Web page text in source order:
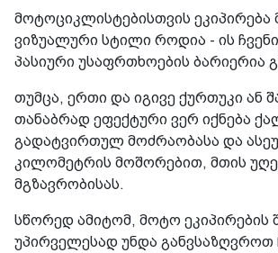
მოტოციკლისტებისთვის
ვიზუალური სტილი როდია - ის
პასიური უსაფრთხოების ბარიერია
თუმცა, ერთი და იგივე ქურთუკი ან
თანაბრად ეფექტური ვერ იქნება
გადატვირთულ მოძრაობასა და
კილომეტრის მოშორებით, მთის
მგზავრობისას.
სწორედ ამიტომ, მოტო ეკიპირების
უპირველესად უნდა განვსაზღვროთ